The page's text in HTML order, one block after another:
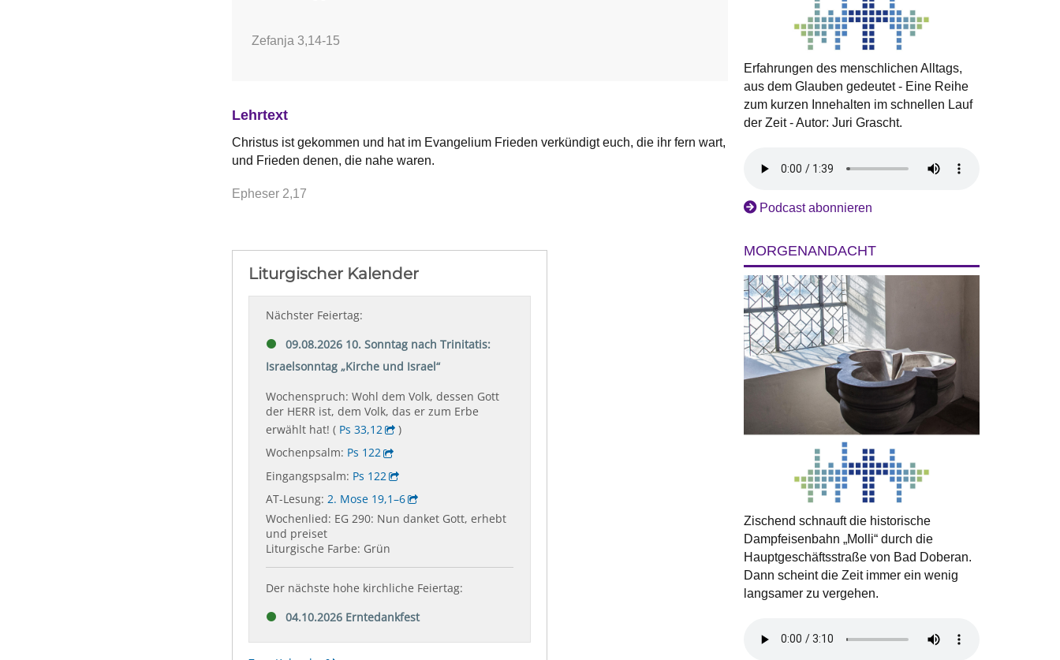
Zefanja 3,14-15
Lehrtext
Christus ist gekommen und hat im Evangelium Frieden verkündigt euch, die ihr fern wart,
und Frieden denen, die nahe waren.
Epheser 2,17
Erfahrungen des menschlichen Alltags,
aus dem Glauben gedeutet - Eine Reihe
zum kurzen Innehalten im schnellen Lauf
der Zeit - Autor: Juri Grascht.
Podcast abonnieren
MORGENANDACHT
Zischend schnauft die historische
Dampfeisenbahn „Molli“ durch die
Hauptgeschäftsstraße von Bad Doberan.
Dann scheint die Zeit immer ein wenig
langsamer zu vergehen.